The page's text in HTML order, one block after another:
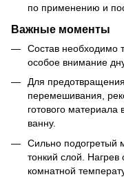
по применению и
Важные моменты
Состав необходимо
особое внимание
Для
перемешивания,
готового материала
ванну.
Сильно подогретый
тонкий слой. Нагрев
комнатной